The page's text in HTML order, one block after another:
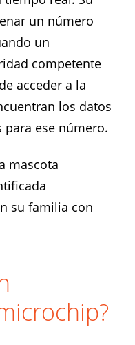
un número
un
competente
acceder a la
los datos
ese número.
mascota
su familia con